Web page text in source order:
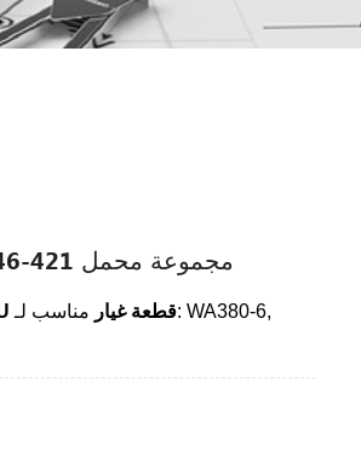
مجموعة محمل 421-46-11361 لقطع غيار لودر كوماتسو
مجموعة محمل KOMATSU قطعة غيار مناسب لـ: WA380-6,